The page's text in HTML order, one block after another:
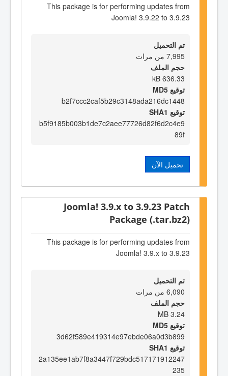
This package is for performing updates from
Joomla! 3.9.22 to 3.9.23
تم التحميل
7,995 من مرات
حجم الملف
636.33 kB
توقيع MD5
b2f7ccc2caf5b29c3148ada216dc1448
توقيع SHA1
b5f9185b003b1de7c2aee77726d82f6d2c4e9
89f
تحميل الآن
Joomla! 3.9.x to 3.9.23 Patch
Package (.tar.bz2)
This package is for performing updates from
Joomla! 3.9.x to 3.9.23
تم التحميل
6,090 من مرات
حجم الملف
3.24 MB
توقيع MD5
3d62f589e419314e97ebde06a0d3b899
توقيع SHA1
2a135ee1ab7f8a3447f729bdc517171912247
235